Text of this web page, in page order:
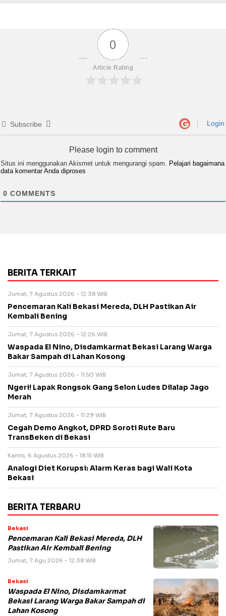
0
Article Rating
Subscribe Login
Please login to comment
Situs ini menggunakan Akismet untuk mengurangi spam. Pelajari bagaimana
data komentar Anda diproses
0 COMMENTS
BERITA TERKAIT
Jumat, 7 Agustus 2026 - 12:38 WIB
Pencemaran Kali Bekasi Mereda, DLH Pastikan Air
Kembali Bening
Jumat, 7 Agustus 2026 - 12:26 WIB
Waspada El Nino, Disdamkarmat Bekasi Larang Warga
Bakar Sampah di Lahan Kosong
Jumat, 7 Agustus 2026 - 11:50 WIB
Ngeri! Lapak Rongsok Gang Selon Ludes Dilalap Jago
Merah
Jumat, 7 Agustus 2026 - 11:29 WIB
Cegah Demo Angkot, DPRD Soroti Rute Baru
TransBeken di Bekasi
Kamis, 6 Agustus 2026 - 18:15 WIB
Analogi Diet Korupsi: Alarm Keras bagi Wali Kota
Bekasi
BERITA TERBARU
Bekasi
Pencemaran Kali Bekasi Mereda, DLH
Pastikan Air Kembali Bening
Jumat, 7 Agu 2026 - 12:38 WIB
Bekasi
Waspada El Nino, Disdamkarmat
Bekasi Larang Warga Bakar Sampah di
Lahan Kosong